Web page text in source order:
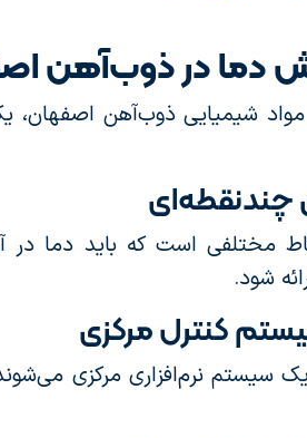
دما در ذوب‌آهن
شیمیایی ذوب‌آهن اصفهان،
چندنقطه‌ای
است که باید دما در
شود.
کنترل مرکزی
سیستم نرم‌افزاری مرکزی